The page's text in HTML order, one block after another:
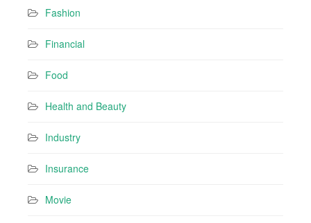
Fashion
Financial
Food
Health and Beauty
Industry
Insurance
Movie